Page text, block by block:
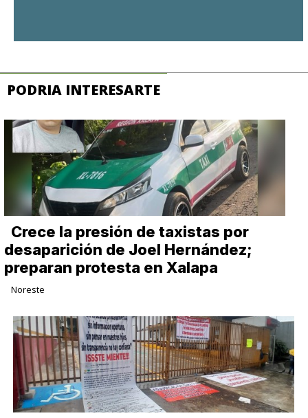
PODRIA INTERESARTE
Crece la presión de taxistas por
desaparición de Joel Hernández;
preparan protesta en Xalapa
Noreste